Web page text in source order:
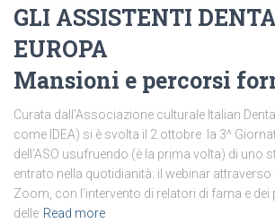
GLI ASSISTENTI
EUROPA
Mansioni e percorsi
Curata dall’Associazione culturale Italian
come IDEA) si è svolta il 2 ottobre la 3^
dell’ASO usufruendo (è la prima volta) di uno
entrato nella quotidianità: il webinar
Zoom, con l’intervento di relatori di fama e
delle Read more